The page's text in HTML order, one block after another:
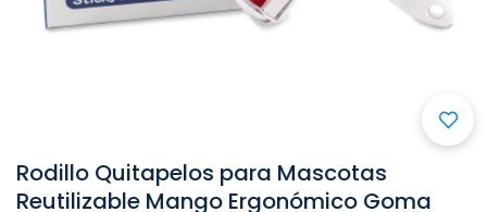
Rodillo Quitapelos para Mascotas
Reutilizable Mango Ergonómico Goma